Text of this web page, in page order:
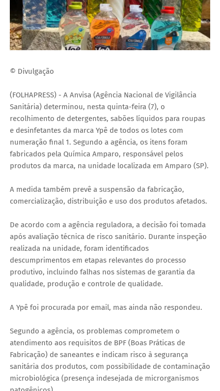
© Divulgação
(FOLHAPRESS) - A Anvisa (Agência Nacional de Vigilância
Sanitária) determinou, nesta quinta-feira (7), o
recolhimento de detergentes, sabões líquidos para roupas
e desinfetantes da marca Ypê de todos os lotes com
numeração final 1. Segundo a agência, os itens foram
fabricados pela Química Amparo, responsável pelos
produtos da marca, na unidade localizada em Amparo (SP).
A medida também prevê a suspensão da fabricação,
comercialização, distribuição e uso dos produtos afetados.
De acordo com a agência reguladora, a decisão foi tomada
após avaliação técnica de risco sanitário. Durante inspeção
realizada na unidade, foram identificados
descumprimentos em etapas relevantes do processo
produtivo, incluindo falhas nos sistemas de garantia da
qualidade, produção e controle de qualidade.
A Ypê foi procurada por email, mas ainda não respondeu.
Segundo a agência, os problemas comprometem o
atendimento aos requisitos de BPF (Boas Práticas de
Fabricação) de saneantes e indicam risco à segurança
sanitária dos produtos, com possibilidade de contaminação
microbiológica (presença indesejada de microrganismos